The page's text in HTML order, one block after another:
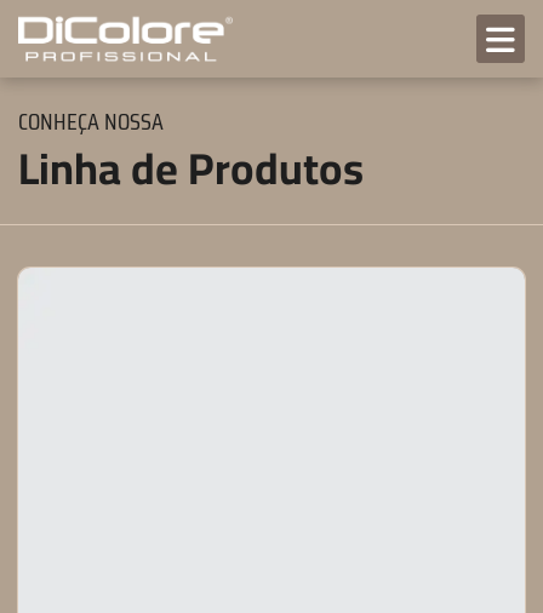
CONHEÇA NOSSA
Linha de Produtos